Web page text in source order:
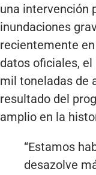
una intervención
inundaciones
recientemente
datos oficiales,
mil toneladas de
resultado del
amplio en la
“Estamos
desazolve